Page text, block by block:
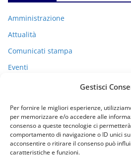
Gestisci
Per fornire le migliori esperienze,
per memorizzare e/o accedere alle
consenso a queste tecnologie ci
comportamento di navigazione o ID unici
acconsentire o ritirare il consenso può
caratteristiche e funzioni.
Amministrazione
Attualità
Comunicati stampa
Eventi
Uncategorized
Archivi